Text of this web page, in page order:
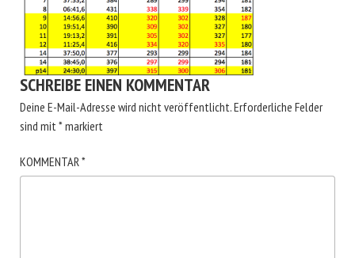
SCHREIBE EINEN KOMMENTAR
Deine E-Mail-Adresse wird nicht veröffentlicht.Erforderliche Felder
sind mit*markiert
KOMMENTAR*